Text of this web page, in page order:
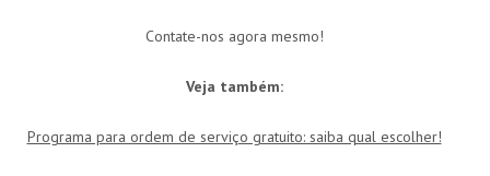
Contate-nos agora mesmo!
Veja também:
Programa para ordem de serviço gratuito: saiba qual escolher!